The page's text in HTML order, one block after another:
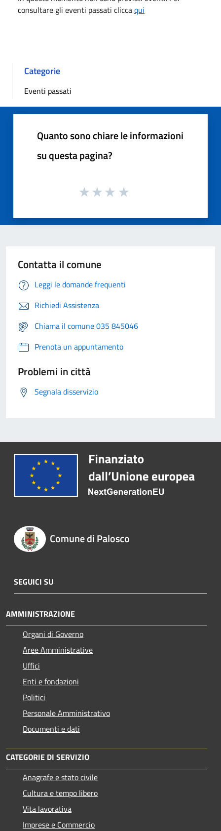
consultare gli eventi passati cliccaqui
Categorie
Eventi passati
Quanto sono chiare le informazioni
su questa pagina?
Contatta il comune
Leggi le domande frequenti
Richiedi Assistenza
Chiama il comune 035 845046
Prenota un appuntamento
Problemi in città
Segnala disservizio
Comune di Palosco
SEGUICI SU
AMMINISTRAZIONE
Organi di Governo
Aree Amministrative
Uffici
Enti e fondazioni
Politici
Personale Amministrativo
Documenti e dati
CATEGORIE DI SERVIZIO
Anagrafe e stato civile
Cultura e tempo libero
Vita lavorativa
Imprese e Commercio